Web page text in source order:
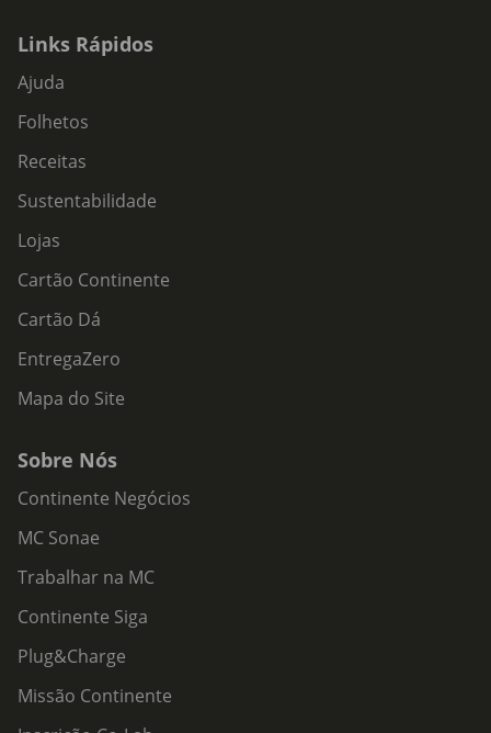
Links Rápidos
Ajuda
Folhetos
Receitas
Sustentabilidade
Lojas
Cartão Continente
Cartão Dá
EntregaZero
Mapa do Site
Sobre Nós
Continente Negócios
MC Sonae
Trabalhar na MC
Continente Siga
Plug&Charge
Missão Continente